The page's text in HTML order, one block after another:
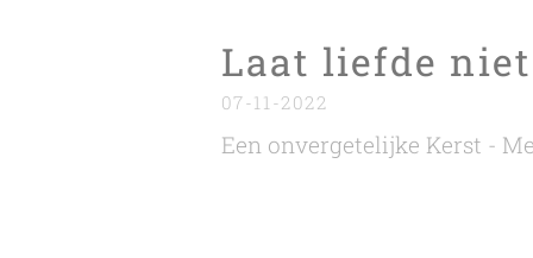
Laat liefde
07-11-2022
Eenonvergetelijke Kerst -